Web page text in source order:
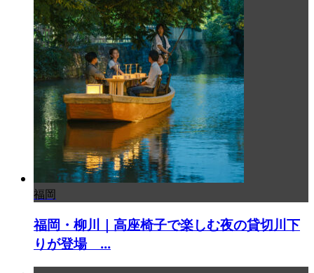
福岡
福岡・柳川｜高座椅子で楽しむ夜の貸切川下
りが登場 ...